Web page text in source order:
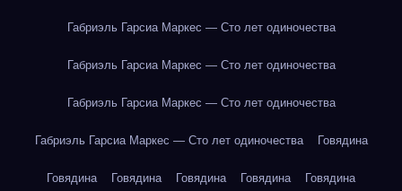
Габриэль Гарсиа Маркес — Сто лет одиночества
Габриэль Гарсиа Маркес — Сто лет одиночества
Габриэль Гарсиа Маркес — Сто лет одиночества
Габриэль Гарсиа Маркес — Сто лет одиночества Говядина
Говядина Говядина Говядина Говядина Говядина